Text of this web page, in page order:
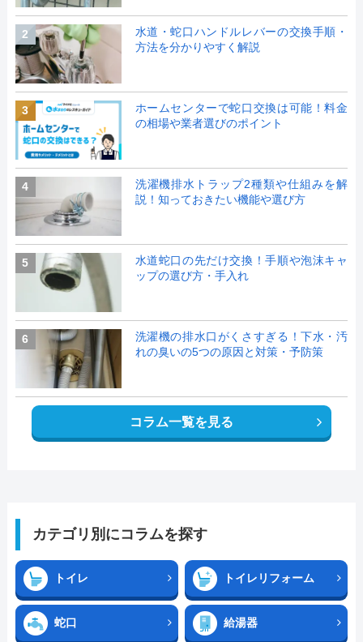
2
水道・蛇口ハンドルレバーの交換手順・
方法を分かりやすく解説
3
ホームセンターで蛇口交換は可能！料金
の相場や業者選びのポイント
4
洗濯機排水トラップ2種類や仕組みを解
説！知っておきたい機能や選び方
5
水道蛇口の先だけ交換！手順や泡沫キャ
ップの選び方・手入れ
6
洗濯機の排水口がくさすぎる！下水・汚
れの臭いの5つの原因と対策・予防策
コラム一覧を見る
カテゴリ別にコラムを探す
トイレ トイレリフォーム
蛇口 給湯器